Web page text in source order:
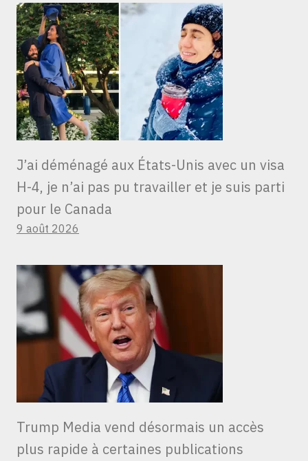
J’ai déménagé aux États-Unis avec un visa
H-4, je n’ai pas pu travailler et je suis parti
pour le Canada
9 août 2026
Trump Media vend désormais un accès
plus rapide à certaines publications